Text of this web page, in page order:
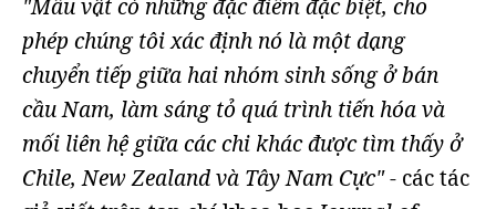
"Mẫu vật có những đặc điểm đặc biệt, cho
phép chúng tôi xác định nó là một dạng
chuyển tiếp giữa hai nhóm sinh sống ở bán
cầu Nam, làm sáng tỏ quá trình tiến hóa và
mối liên hệ giữa các chi khác được tìm thấy ở
Chile, New Zealand và Tây Nam Cực"- các tác